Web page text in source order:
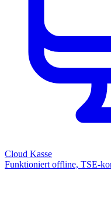
Cloud Kasse
Funktioniert offline, TSE-